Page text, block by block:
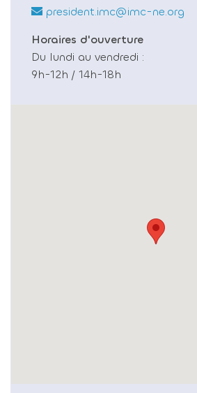
president.imc@imc-ne.org
Horaires d'ouverture
Du lundi au vendredi :
9h-12h / 14h-18h